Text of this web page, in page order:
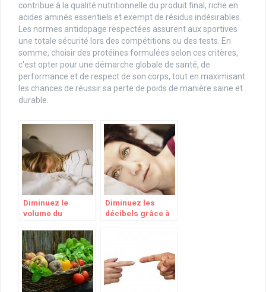
contribue à la qualité nutritionnelle du produit final, riche en
acides aminés essentiels et exempt de résidus indésirables.
Les normes antidopage respectées assurent aux sportives
une totale sécurité lors des compétitions ou des tests. En
somme, choisir des protéines formulées selon ces critères,
c'est opter pour une démarche globale de santé, de
performance et de respect de son corps, tout en maximisant
les chances de réussir sa perte de poids de manière saine et
durable.
Diminuez le
volume du
ces conseils
Diminuez les
décibels grâce à